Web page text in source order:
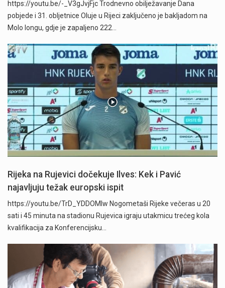
https://youtu.be/-_V3gJvjFjc Trodnevno obilježavanje Dana
pobjede i 31. obljetnice Oluje u Rijeci zaključeno je bakljadom na
Molo longu, gdje je zapaljeno 222…
Rijeka na Rujevici dočekuje Ilves: Kek i Pavić
najavljuju težak europski ispit
https://youtu.be/TrD_YDDOMIw Nogometaši Rijeke večeras u 20
sati i 45 minuta na stadionu Rujevica igraju utakmicu trećeg kola
kvalifikacija za Konferencijsku…